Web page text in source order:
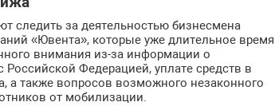
следить за деятельностью бизнесмена
«Ювента», которые уже длительное время
внимания из-за информации о
Федерацией, уплате средств в
а также вопросов возможного незаконного
от мобилизации.